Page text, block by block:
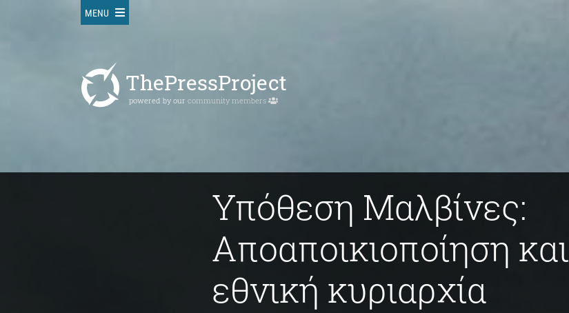
MENU
ThePressProject
powered by our community members
Υπόθεση Μαλβίνες:
Αποαποικιοποίηση και
εθνική κυριαρχία